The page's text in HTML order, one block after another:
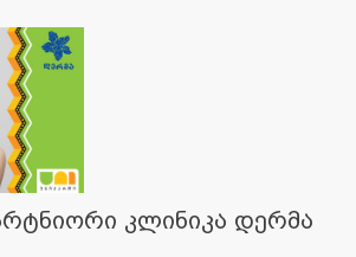
კლინიკა დერმა